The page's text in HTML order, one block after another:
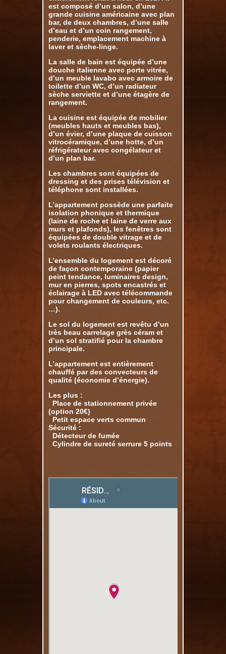
est composé d’un salon, d’une
grande cuisine américaine avec plan
bar, de deux chambres, d’une salle
d’eau et d’un coin rangement,
penderie, emplacement machine à
laver et sèche-linge.
La salle de bain est équipée d’une
douche italienne avec porte vitrée,
d’un meuble lavabo avec armoire de
toilette d’un WC, d’un radiateur
sèche serviette et d’une étagère de
rangement.
La cuisine est équipée de mobilier
(meubles hauts et meubles bas),
d’un évier, d’une plaque de cuisson
vitrocéramique, d’une hotte, d’un
réfrigérateur avec congélateur et
d’un plan bar.
Les chambres sont équipées de
dressing et des prises télévision et
téléphone sont installées.
L’appartement possède une parfaite
isolation phonique et thermique
(laine de roche et laine de verre aux
murs et plafonds), les fenêtres sont
équipées de double vitrage et de
volets roulants électriques.
L’ensemble du logement est décoré
de façon contemporaine (papier
peint tendance, luminaires design,
mur en pierres, spots encastrés et
éclairage à LED avec télécommande
pour changement de couleurs, etc.
…).
Le sol du logement est revêtu d’un
très beau carrelage grès céram et
d’un sol stratifié pour la chambre
principale.
L’appartement est entièrement
chauffé par des convecteurs de
qualité (économie d’énergie).
Les plus :
Place de stationnement privée
(option 20€)
Petit espace verts commun
Sécurité :
Détecteur de fumée
Cylindre de sureté serrure 5 points